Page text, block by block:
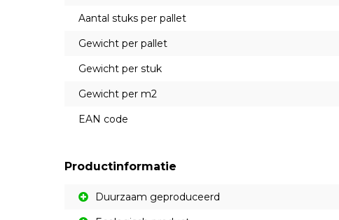
Aantal stuks per pallet
Gewicht per pallet
Gewicht per stuk
Gewicht per m2
EAN code
Productinformatie
Duurzaam geproduceerd